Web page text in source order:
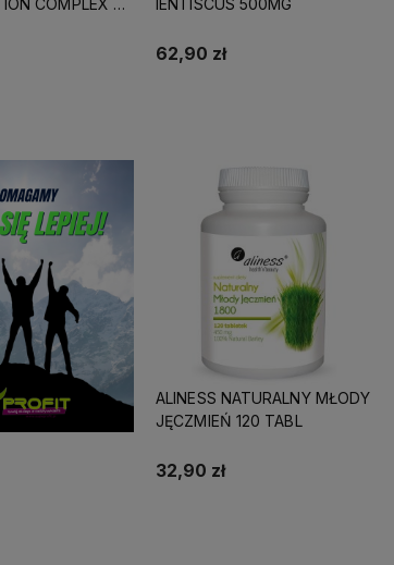
COMPLEX 90
IENTISCUS 500MG
62,90 zł
ALINESS NATURALNY MŁODY
JĘCZMIEŃ 120 TABL
32,90 zł